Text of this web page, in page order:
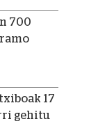
700
17
gehitu